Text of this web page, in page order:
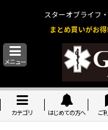
スターオブライフ
まとめ買いがお
メニュー
カテゴリ はじめての方へ ご